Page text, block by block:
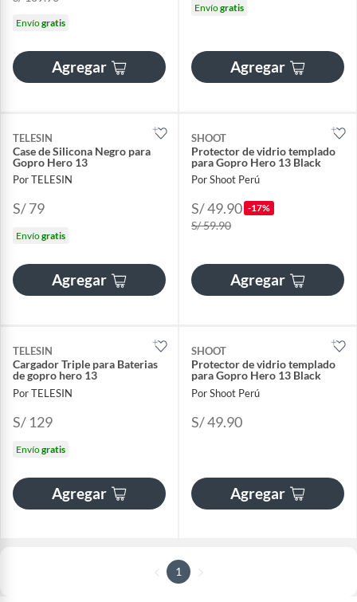
Envíogratis
Agregar
Envíogratis
Agregar
TELESIN
Case de Silicona Negro para
Gopro Hero 13
Por TELESIN
S/ 79
Envíogratis
Agregar
SHOOT
Protector de vidrio templado
para Gopro Hero 13 Black
Por Shoot Perú
S/ 49.90 -17%
S/ 59.90
Agregar
TELESIN
Cargador Triple para Baterias
de gopro hero 13
Por TELESIN
S/ 129
Envíogratis
Agregar
SHOOT
Protector de vidrio templado
para Gopro Hero 13 Black
Por Shoot Perú
S/ 49.90
Agregar
1